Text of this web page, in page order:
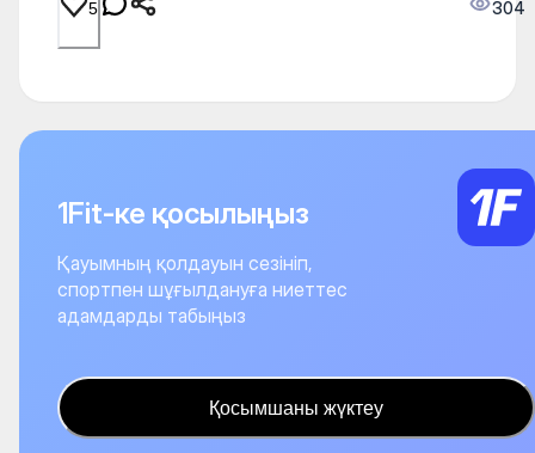
5 304
1Fit-ке қосылыңыз
Қауымның қолдауын сезініп,
спортпен шұғылдануға ниеттес
адамдарды табыңыз
Қосымшаны жүктеу